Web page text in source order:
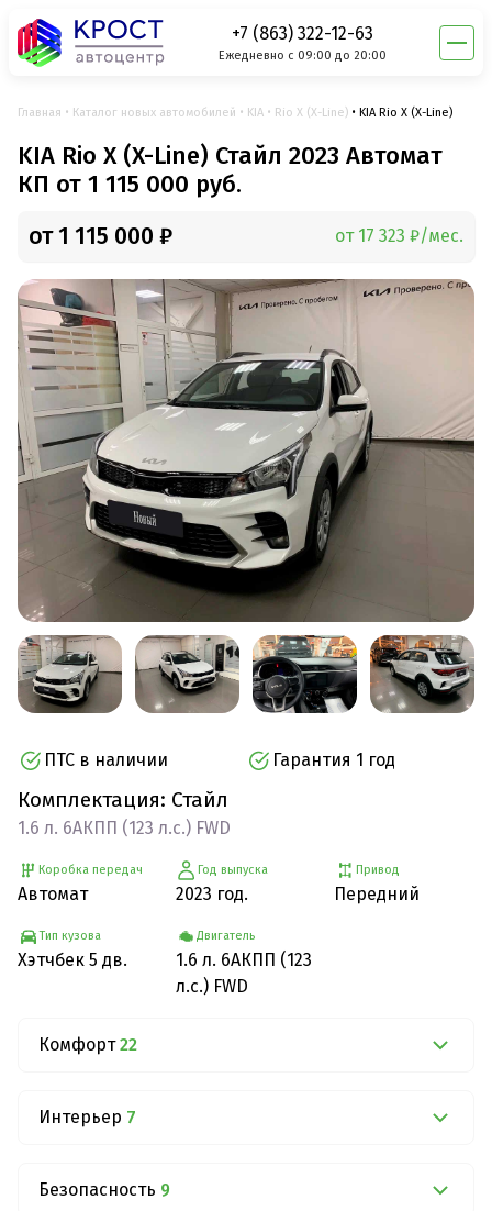
+7 (863) 322-12-63
Ежедневно с 09:00 до 20:00
Главная Каталог новых автомобилей KIA Rio X (X-Line) KIA Rio X (X-Line)
KIA Rio X (X-Line) Стайл 2023 Автомат
КП от 1 115 000 руб.
от 1 115 000 ₽ от 17 323 ₽/мес.
ПТС в наличии Гарантия 1 год
Комплектация: Стайл
1.6 л. 6АКПП (123 л.с.) FWD
Коробка передач
Автомат
Тип кузова
Хэтчбек 5 дв.
Год выпуска
2023 год.
Двигатель
1.6 л. 6АКПП (123
л.с.) FWD
Привод
Передний
Комфорт 22
Интерьер 7
Безопасность 9